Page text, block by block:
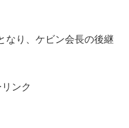
なり、ケビン会長の後継
ンク